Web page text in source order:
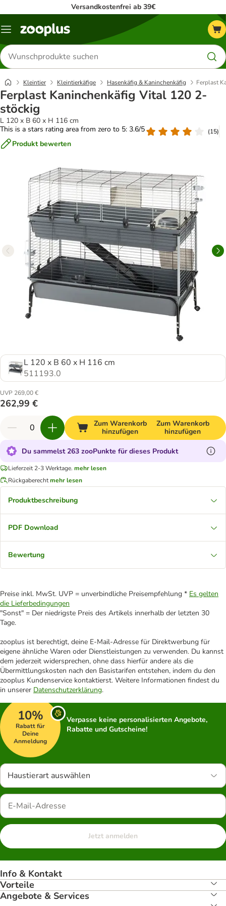
Versandkostenfrei ab 39€
Menü
Produkte
suchen
Kleintier Kleintierkäfige Hasenkäfig & Kaninchenkäfig Ferplast
Ferplast Kaninchenkäfig Vital 120 2-
stöckig
L 120 x B 60 x H 116 cm
This is a stars rating area from zero to 5: 3.6/5
(15)
Produkt bewerten
L 120 x B 60 x H 116 cm
511193.0
UVP 269,00 €
262,99 €
Zum Warenkorb
hinzufügen
Zum Warenkorb
hinzufügen
Du sammelst 263 zooPunkte für dieses Produkt
Lieferzeit 2-3 Werktage. mehr lesen
Rückgaberechtmehr lesen
Produktbeschreibung
PDF Download
Bewertung
Preise inkl. MwSt. UVP = unverbindliche Preisempfehlung * Es gelten
die Lieferbedingungen
"Sonst" = Der niedrigste Preis des Artikels innerhalb der letzten 30
Tage.
zooplus ist berechtigt, deine E-Mail-Adresse für Direktwerbung für
eigene ähnliche Waren oder Dienstleistungen zu verwenden. Du kannst
dem jederzeit widersprechen, ohne dass hierfür andere als die
Übermittlungskosten nach den Basistarifen entstehen, indem du den
zooplus Kundenservice kontaktierst. Weitere Informationen findest du
in unserer Datenschutzerklärung.
10%
Rabatt für
Deine
Anmeldung
Verpasse keine personalisierten Angebote,
Rabatte und Gutscheine!
Haustierart auswählen
Jetzt anmelden
Info & Kontakt
Vorteile
Angebote & Services